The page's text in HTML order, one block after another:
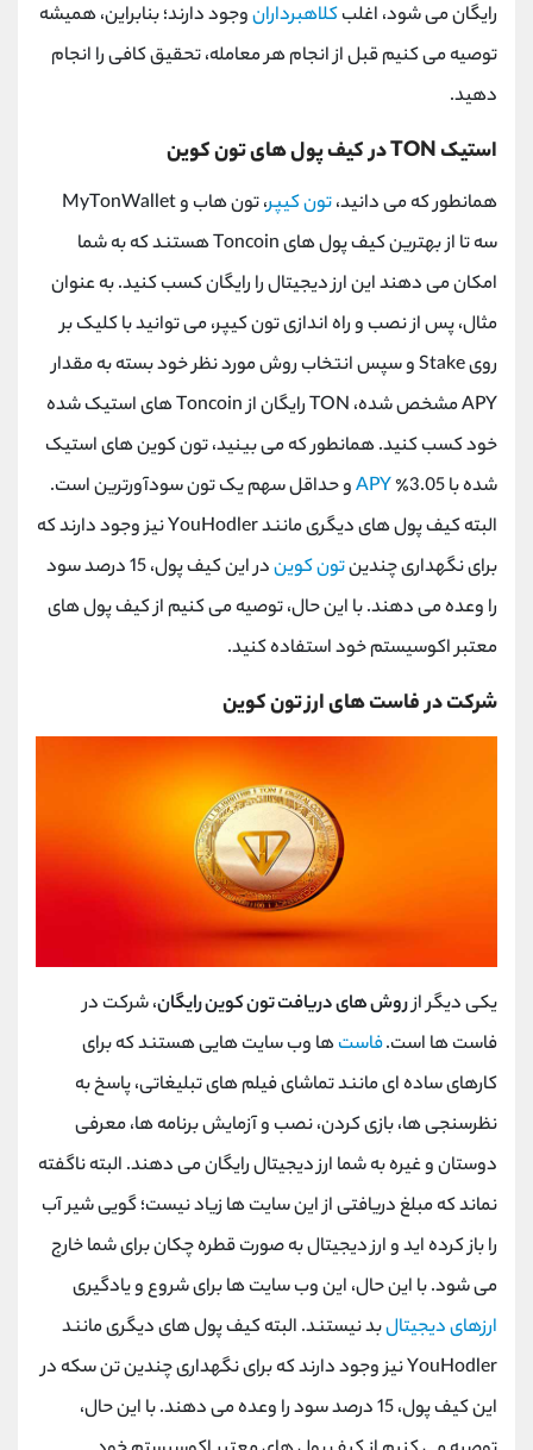
رایگان می شود، اغلبکلاهبردارانوجود دارند؛ بنابراین، همیشه
توصیه می کنیم قبل از انجام هر معامله، تحقیق کافی را انجام
دهید.
استیکTONدر کیف پول های تون کوین
همانطور که می دانید،تون کیپر، تون هاب وMyTonWallet
سه تا از بهترین کیف پول هایToncoinهستند که به شما
امکان می دهند این ارز دیجیتال را رایگان کسب کنید. به عنوان
مثال، پس از نصب و راه اندازی تون کیپر، می توانید با کلیک بر
رویStakeو سپس انتخاب روش مورد نظر خود بسته به مقدار
APYمشخص شده، TONرایگان ازToncoinهای استیک شده
خود کسب کنید. همانطور که می بینید، تون کوین های استیک
شده با 3.05٪
APYو حداقل سهم یک تون سودآورترین است.
البته کیف پول های دیگری مانندYouHodlerنیز وجود دارند که
برای نگهداری چندینتون کوین
در این کیف پول، 15 درصد سود
را وعده می دهند. با این حال، توصیه می کنیم از کیف پول های
معتبر اکوسیستم خود استفاده کنید.
شرکت در فاست های ارز تون کوین
یکی دیگر ازروش های دریافت تون کوین رایگان، شرکت در
فاست ها است.فاستها وب سایت هایی هستند که برای
کارهای ساده ای مانند تماشای فیلم های تبلیغاتی، پاسخ به
نظرسنجی ها، بازی کردن، نصب و آزمایش برنامه ها، معرفی
دوستان و غیره به شما ارز دیجیتال رایگان می دهند. البته ناگفته
نماند که مبلغ دریافتی از این سایت ها زیاد نیست؛ گویی شیر آب
را باز کرده اید و ارز دیجیتال به صورت قطره چکان برای شما خارج
می شود. با این حال، این وب سایت ها برای شروع و یادگیری
ارزهای دیجیتالبد نیستند. البته کیف پول های دیگری مانند
YouHodlerنیز وجود دارند که برای نگهداری چندین تن سکه در
این کیف پول، 15 درصد سود را وعده می دهند. با این حال،